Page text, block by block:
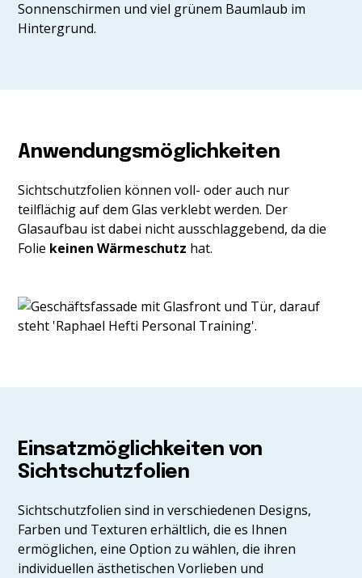
Anwendungsmöglichkeiten
Sichtschutzfolien können voll- oder auch nur
teilflächig auf dem Glas verklebt werden. Der
Glasaufbau ist dabei nicht ausschlaggebend, da die
Folie keinen Wärmeschutz hat.
Einsatzmöglichkeiten von
Sichtschutzfolien
Sichtschutzfolien sind in verschiedenen Designs,
Farben und Texturen erhältlich, die es Ihnen
ermöglichen, eine Option zu wählen, die ihren
individuellen ästhetischen Vorlieben und